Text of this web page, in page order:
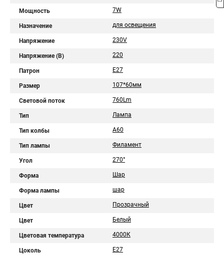
Мощность 7W
Назначение для освещения
Напряжение 230V
Напряжение (В) 220
Патрон E27
Размер 107*60мм
Световой поток 760Lm
Тип Лампа
Тип колбы A60
Тип лампы Филамент
Угол 270°
Форма Шар
Форма лампы шар
Цвет Прозрачный
Цвет Белый
Цветовая температура 4000К
Цоколь E27